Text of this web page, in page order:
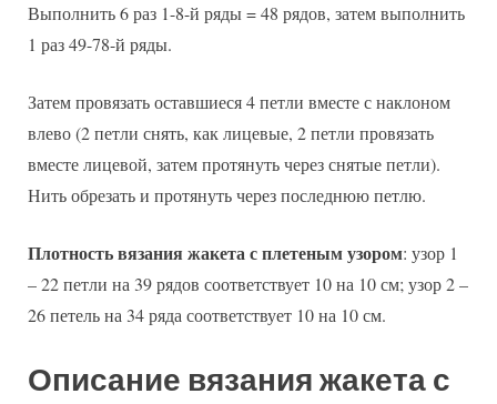
Выполнить 6 раз 1-8-й ряды = 48 рядов, затем выполнить
1 раз 49-78-й ряды.
Затем провязать оставшиеся 4 петли вместе с наклоном
влево (2 петли снять, как лицевые, 2 петли провязать
вместе лицевой, затем протянуть через снятые петли).
Нить обрезать и протянуть через последнюю петлю.
Плотность вязания жакета с плетеным узором: узор 1
– 22 петли на 39 рядов соответствует 10 на 10 см; узор 2 –
26 петель на 34 ряда соответствует 10 на 10 см.
Описание вязания жакета с